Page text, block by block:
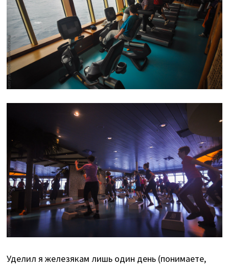
Уделил я железякам лишь один день (понимаете,